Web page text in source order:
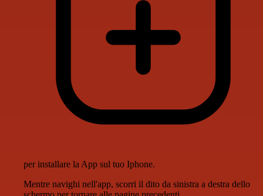
per installare la App sul tuo Iphone.
Mentre navighi nell'app, scorri il dito da sinistra a destra dello